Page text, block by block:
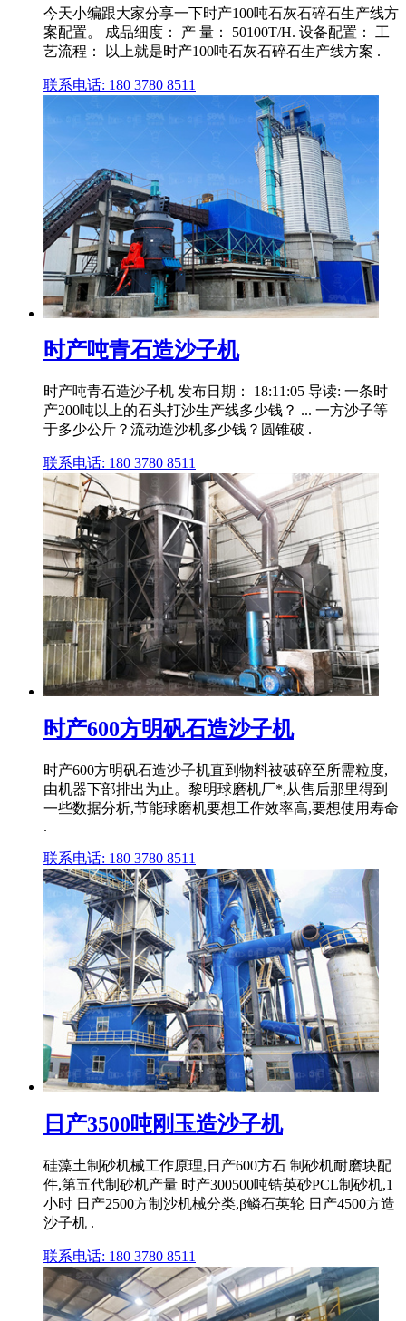
今天小编跟大家分享一下时产100吨石灰石碎石生产线方
案配置。 成品细度： 产 量： 50100T/H. 设备配置： 工
艺流程： 以上就是时产100吨石灰石碎石生产线方案 .
联系电话: 180 3780 8511
时产吨青石造沙子机
时产吨青石造沙子机 发布日期： 18:11:05 导读: 一条时
产200吨以上的石头打沙生产线多少钱？ ... 一方沙子等
于多少公斤？流动造沙机多少钱？圆锥破 .
联系电话: 180 3780 8511
时产600方明矾石造沙子机
时产600方明矾石造沙子机直到物料被破碎至所需粒度,
由机器下部排出为止。黎明球磨机厂*,从售后那里得到
一些数据分析,节能球磨机要想工作效率高,要想使用寿命
.
联系电话: 180 3780 8511
日产3500吨刚玉造沙子机
硅藻土制砂机械工作原理,日产600方石 制砂机耐磨块配
件,第五代制砂机产量 时产300500吨锆英砂PCL制砂机,1
小时 日产2500方制沙机械分类,β鳞石英轮 日产4500方造
沙子机 .
联系电话: 180 3780 8511